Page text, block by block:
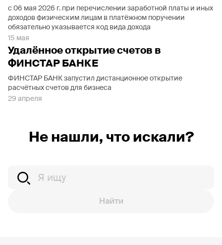
с 06 мая 2026 г. при перечислении заработной платы и иных
доходов физическим лицам в платёжном поручении
обязательно указывается код вида дохода
15 мая
Удалённое открытие счетов в
ФИНСТАР БАНКЕ
ФИНСТАР БАНК запустил дистанционное открытие
расчётных счетов для бизнеса
29 апреля
Не нашли, что искали?
Найти